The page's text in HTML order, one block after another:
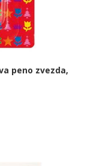
peno zvezda,